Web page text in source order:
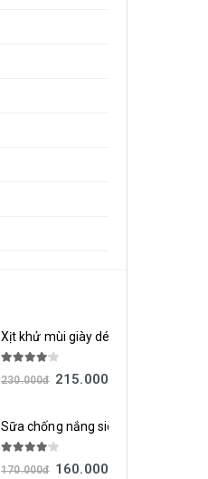
Xịt khử mùi giày dép Nonsmel
out of 5
230.000đ 215.000
Sữa chống nắng siêu chống thấm
out of 5
170.000đ 160.000